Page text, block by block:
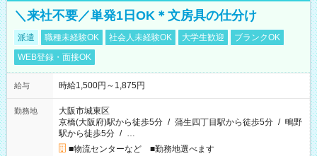
＼来社不要／単発1日OK＊文房具の仕分け
派遣 職種未経験OK 社会人未経験OK 大学生歓迎
ブランクOK
WEB登録・面接OK
給与 時給1,500円～1,875円
勤務地
大阪市城東区
京橋(大阪府)駅から徒歩5分 / 蒲生四丁目駅から徒歩5分 / 鴫野
駅から徒歩5分 / …
■物流センターなど ■勤務地選べます